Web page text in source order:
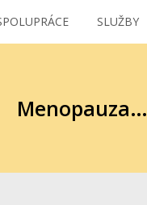
SLUŽBY
Menopauza…